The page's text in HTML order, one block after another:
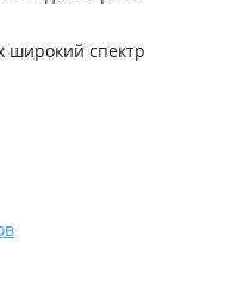
широкий спектр